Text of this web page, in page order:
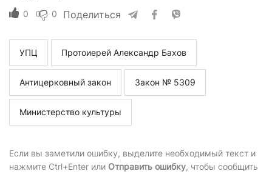
0 0 Поделиться
УПЦ Протоиерей Александр Бахов
Антицерковный закон Закон № 5309
Министерство культуры
Если вы заметили ошибку, выделите необходимый текст и
нажмите Ctrl+Enter или Отправить ошибку, чтобы сообщить